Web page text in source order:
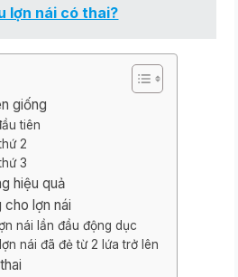
lợn nái có thai?
giống
tiên
2
3
hiệu quả
lợn nái
nái lần đầu động dục
nái đã đẻ từ 2 lứa trở lên